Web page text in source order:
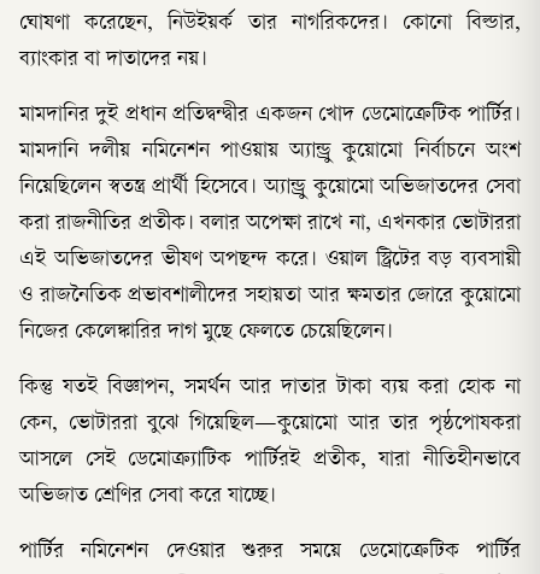
ঘোষণা করেছেন, নিউইয়র্ক তার নাগরিকদের। কোনো বিল্ডার,
ব্যাংকার বা দাতাদের নয়।
মামদানির দুই প্রধান প্রতিদ্বন্দ্বীর একজন খোদ ডেমোক্রেটিক পার্টির।
মামদানি দলীয় নমিনেশন পাওয়ায় অ্যান্ড্রু কুয়োমো নির্বাচনে অংশ
নিয়েছিলেন স্বতন্ত্র প্রার্থী হিসেবে। অ্যান্ড্রু কুয়োমো অভিজাতদের সেবা
করা রাজনীতির প্রতীক। বলার অপেক্ষা রাখে না, এখনকার ভোটাররা
এই অভিজাতদের ভীষণ অপছন্দ করে। ওয়াল স্ট্রিটের বড় ব্যবসায়ী
ও রাজনৈতিক প্রভাবশালীদের সহায়তা আর ক্ষমতার জোরে কুয়োমো
নিজের কেলেঙ্কারির দাগ মুছে ফেলতে চেয়েছিলেন।
কিন্তু যতই বিজ্ঞাপন, সমর্থন আর দাতার টাকা ব্যয় করা হোক না
কেন, ভোটাররা বুঝে গিয়েছিল—কুয়োমো আর তার পৃষ্ঠপোষকরা
আসলে সেই ডেমোক্র্যাটিক পার্টিরই প্রতীক, যারা নীতিহীনভাবে
অভিজাত শ্রেণির সেবা করে যাচ্ছে।
পার্টির নমিনেশন দেওয়ার শুরুর সময়ে ডেমোক্রেটিক পার্টির